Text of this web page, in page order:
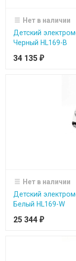
Нет в наличии
Детский
Черный HL169-B
34 135 ₽
Нет в наличии
Детский
Белый HL169-W
25 344 ₽